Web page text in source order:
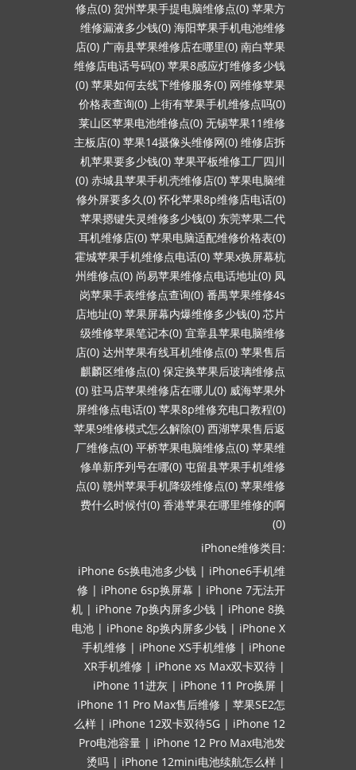
修点(0) 贺州苹果手提电脑维修点(0) 苹果方
维修漏液多少钱(0) 海阳苹果手机电池维修
店(0) 广南县苹果维修店在哪里(0) 南白苹果
维修店电话号码(0) 苹果8感应灯维修多少钱
(0) 苹果如何去线下维修服务(0) 网维修苹果
价格表查询(0) 上街有苹果手机维修点吗(0)
莱山区苹果电池维修点(0) 无锡苹果11维修
主板店(0) 苹果14摄像头维修网(0) 维修店拆
机苹果要多少钱(0) 苹果平板维修工厂四川
(0) 赤城县苹果手机壳维修店(0) 苹果电脑维
修外屏要多久(0) 怀化苹果8p维修店电话(0)
苹果摁键失灵维修多少钱(0) 东莞苹果二代
耳机维修店(0) 苹果电脑适配维修价格表(0)
霍城苹果手机维修点电话(0) 苹果x换屏幕杭
州维修点(0) 尚易苹果维修点电话地址(0) 凤
岗苹果手表维修点查询(0) 番禺苹果维修4s
店地址(0) 苹果屏幕内爆维修多少钱(0) 芯片
级维修苹果笔记本(0) 宜章县苹果电脑维修
店(0) 达州苹果有线耳机维修点(0) 苹果售后
麒麟区维修点(0) 保定换苹果后玻璃维修点
(0) 驻马店苹果维修店在哪儿(0) 威海苹果外
屏维修点电话(0) 苹果8p维修充电口教程(0)
苹果9维修模式怎么解除(0) 西湖苹果售后返
厂维修点(0) 平桥苹果电脑维修点(0) 苹果维
修单新序列号在哪(0) 屯留县苹果手机维修
点(0) 赣州苹果手机降级维修点(0) 苹果维修
费什么时候付(0) 香港苹果在哪里维修的啊
(0)
iPhone维修类目:
iPhone 6s换电池多少钱 | iPhone6手机维
修 | iPhone 6sp换屏幕 | iPhone 7无法开
机 | iPhone 7p换内屏多少钱 | iPhone 8换
电池 | iPhone 8p换内屏多少钱 | iPhone X
手机维修 | iPhone XS手机维修 | iPhone
XR手机维修 | iPhone xs Max双卡双待 |
iPhone 11进灰 | iPhone 11 Pro换屏 |
iPhone 11 Pro Max售后维修 | 苹果SE2怎
么样 | iPhone 12双卡双待5G | iPhone 12
Pro电池容量 | iPhone 12 Pro Max电池发
烫吗 | iPhone 12mini电池续航怎么样 |